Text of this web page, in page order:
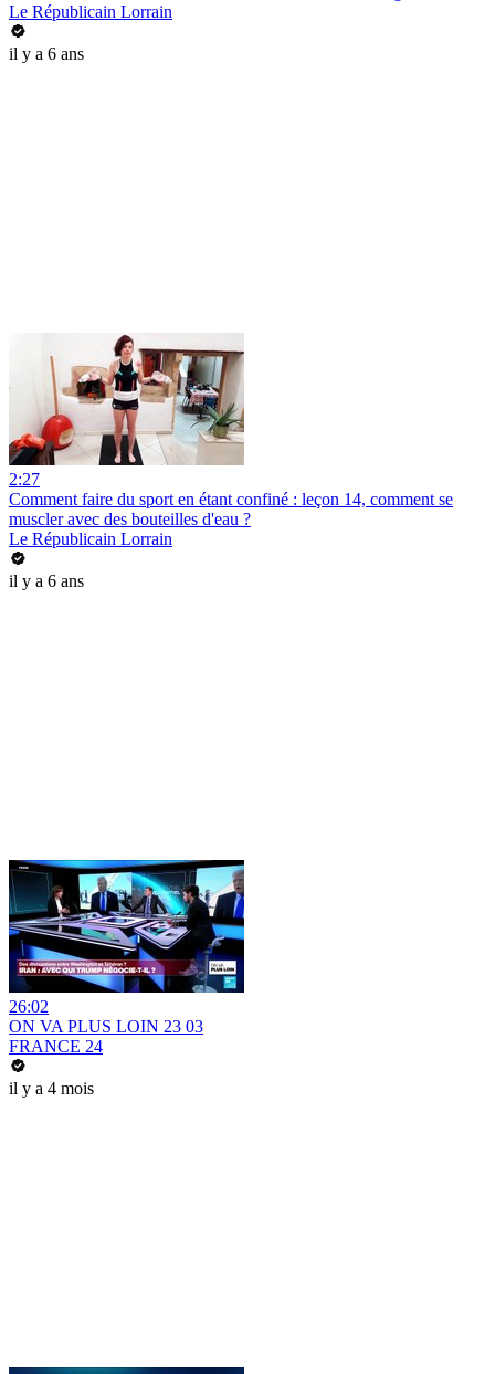
Le Républicain Lorrain
il y a 6 ans
2:27
Comment faire du sport en étant confiné : leçon 14, comment se
muscler avec des bouteilles d'eau ?
Le Républicain Lorrain
il y a 6 ans
26:02
ON VA PLUS LOIN 23 03
FRANCE 24
il y a 4 mois